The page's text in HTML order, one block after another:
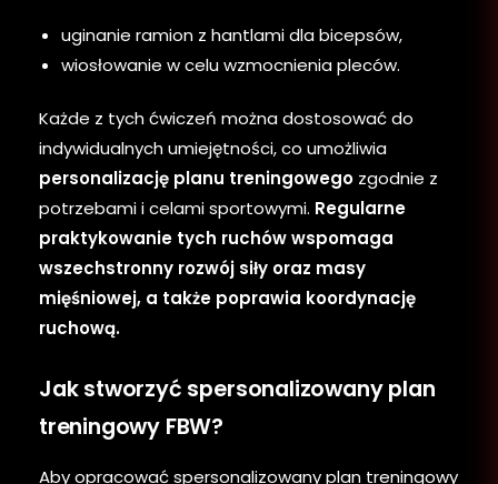
uginanie ramion z hantlami dla bicepsów,
wiosłowanie w celu wzmocnienia pleców.
Każde z tych ćwiczeń można dostosować do
indywidualnych umiejętności, co umożliwia
personalizację planu treningowego zgodnie z
potrzebami i celami sportowymi. Regularne
praktykowanie tych ruchów wspomaga
wszechstronny rozwój siły oraz masy
mięśniowej, a także poprawia koordynację
ruchową.
Jak stworzyć spersonalizowany plan
treningowy FBW?
Aby opracować spersonalizowany plan treningowy